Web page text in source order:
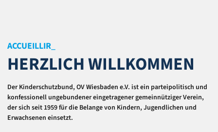
ACCUEILLIR
HERZLICH WILLKOMMEN
Der Kinderschutzbund, OV Wiesbaden e.V. ist ein parteipolitisch und
konfessionell ungebundener eingetragener gemeinnütziger Verein,
der sich seit 1959 für die Belange von Kindern, Jugendlichen und
Erwachsenen einsetzt.